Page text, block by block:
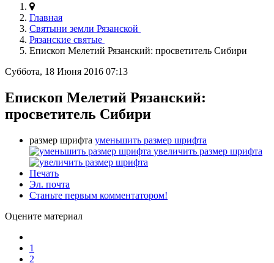
Главная
Святыни земли Рязанской
Рязанские святые
Епископ Мелетий Рязанский: просветитель Сибири
Суббота, 18 Июня 2016 07:13
Епископ Мелетий Рязанский:
просветитель Сибири
размер шрифта уменьшить размер шрифта
увеличить размер шрифта
Печать
Эл. почта
Станьте первым комментатором!
Оцените материал
1
2